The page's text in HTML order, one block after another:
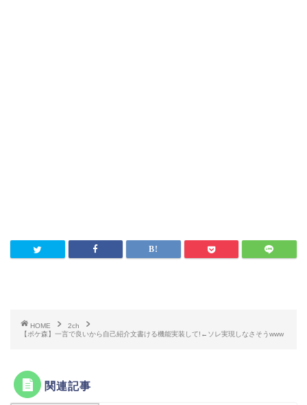
HOME
2ch
【ポケ森】一言で良いから自己紹介文書ける機能実装して!←ソレ実現しなさそうwww
関連記事